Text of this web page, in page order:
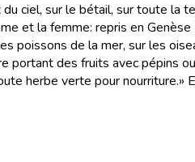
du ciel, sur le bétail, sur toute la
et la femme: repris en
poissons de la mer, sur les
portant des fruits avec pépins
herbe verte pour nourriture.»